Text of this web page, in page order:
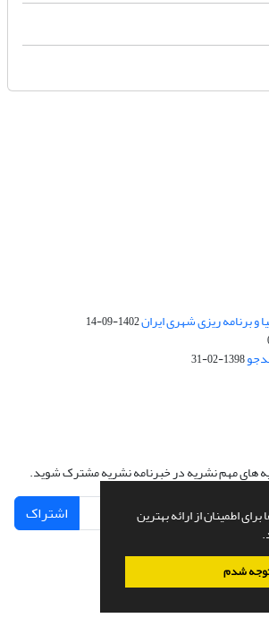
اطمینان از ارائه بهترین
شدم
و برنامه ریزی شهری ایران1402-09-14
1398-02-31
های مهم نشریه در خبرنامه نشریه مشترک شوید.
اشتراک
طراحی و پیاده سازی ازسیناوب